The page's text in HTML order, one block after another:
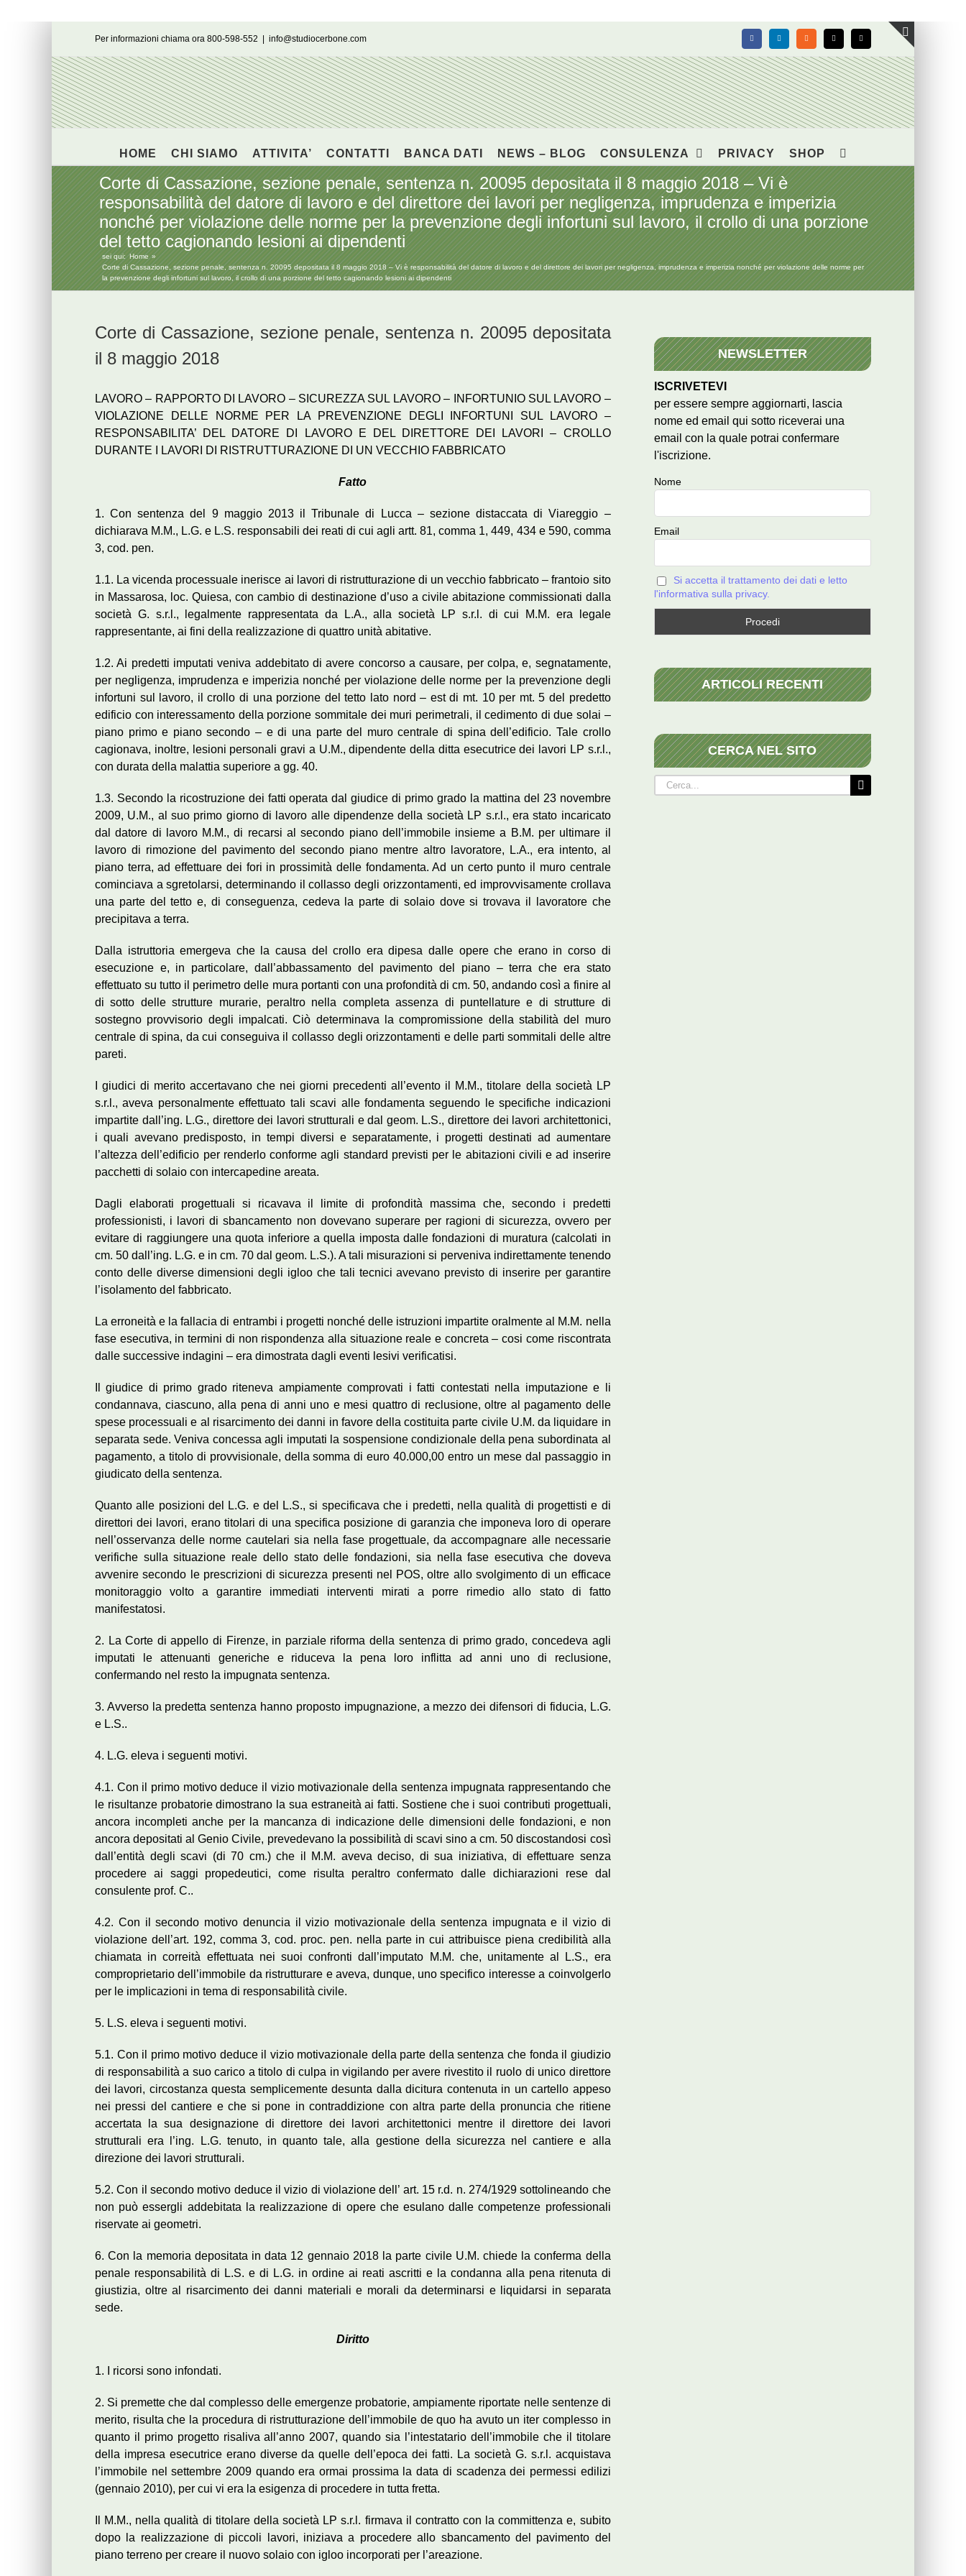
Per informazioni chiama ora 800-598-552 info@studiocerbone.com FacebookLinkedIn Rss X Email
HOME CHI SIAMO ATTIVITA’ CONTATTI BANCA DATI NEWS – BLOG CONSULENZA PRIVACY SHOP
Corte di Cassazione, sezione penale, sentenza n. 20095 depositata il 8 maggio 2018 – Vi è
responsabilità del datore di lavoro e del direttore dei lavori per negligenza, imprudenza e imperizia
nonché per violazione delle norme per la prevenzione degli infortuni sul lavoro, il crollo di una porzione
del tetto cagionando lesioni ai dipendenti
sei qui: Home
Corte di Cassazione, sezione penale, sentenza n. 20095 depositata il 8 maggio 2018 – Vi è responsabilità del datore di lavoro e del direttore dei lavori per negligenza, imprudenza e imperizia nonché per violazione delle norme per
la prevenzione degli infortuni sul lavoro, il crollo di una porzione del tetto cagionando lesioni ai dipendenti
Corte di Cassazione, sezione penale, sentenza n. 20095 depositata
il 8 maggio 2018
LAVORO – RAPPORTO DI LAVORO – SICUREZZA SUL LAVORO – INFORTUNIO SUL LAVORO –
VIOLAZIONE DELLE NORME PER LA PREVENZIONE DEGLI INFORTUNI SUL LAVORO –
RESPONSABILITA’ DEL DATORE DI LAVORO E DEL DIRETTORE DEI LAVORI – CROLLO
DURANTE I LAVORI DI RISTRUTTURAZIONE DI UN VECCHIO FABBRICATO
Fatto
1. Con sentenza del 9 maggio 2013 il Tribunale di Lucca – sezione distaccata di Viareggio –
dichiarava M.M., L.G. e L.S. responsabili dei reati di cui agli artt. 81, comma 1, 449, 434 e 590, comma
3, cod. pen.
1.1. La vicenda processuale inerisce ai lavori di ristrutturazione di un vecchio fabbricato – frantoio sito
in Massarosa, loc. Quiesa, con cambio di destinazione d’uso a civile abitazione commissionati dalla
società G. s.r.l., legalmente rappresentata da L.A., alla società LP s.r.l. di cui M.M. era legale
rappresentante, ai fini della realizzazione di quattro unità abitative.
1.2. Ai predetti imputati veniva addebitato di avere concorso a causare, per colpa, e, segnatamente,
per negligenza, imprudenza e imperizia nonché per violazione delle norme per la prevenzione degli
infortuni sul lavoro, il crollo di una porzione del tetto lato nord – est di mt. 10 per mt. 5 del predetto
edificio con interessamento della porzione sommitale dei muri perimetrali, il cedimento di due solai –
piano primo e piano secondo – e di una parte del muro centrale di spina dell’edificio. Tale crollo
cagionava, inoltre, lesioni personali gravi a U.M., dipendente della ditta esecutrice dei lavori LP s.r.l.,
con durata della malattia superiore a gg. 40.
1.3. Secondo la ricostruzione dei fatti operata dal giudice di primo grado la mattina del 23 novembre
2009, U.M., al suo primo giorno di lavoro alle dipendenze della società LP s.r.l., era stato incaricato
dal datore di lavoro M.M., di recarsi al secondo piano dell’immobile insieme a B.M. per ultimare il
lavoro di rimozione del pavimento del secondo piano mentre altro lavoratore, L.A., era intento, al
piano terra, ad effettuare dei fori in prossimità delle fondamenta. Ad un certo punto il muro centrale
cominciava a sgretolarsi, determinando il collasso degli orizzontamenti, ed improvvisamente crollava
una parte del tetto e, di conseguenza, cedeva la parte di solaio dove si trovava il lavoratore che
precipitava a terra.
Dalla istruttoria emergeva che la causa del crollo era dipesa dalle opere che erano in corso di
esecuzione e, in particolare, dall’abbassamento del pavimento del piano – terra che era stato
effettuato su tutto il perimetro delle mura portanti con una profondità di cm. 50, andando così a finire al
di sotto delle strutture murarie, peraltro nella completa assenza di puntellature e di strutture di
sostegno provvisorio degli impalcati. Ciò determinava la compromissione della stabilità del muro
centrale di spina, da cui conseguiva il collasso degli orizzontamenti e delle parti sommitali delle altre
pareti.
I giudici di merito accertavano che nei giorni precedenti all’evento il M.M., titolare della società LP
s.r.l., aveva personalmente effettuato tali scavi alle fondamenta seguendo le specifiche indicazioni
impartite dall’ing. L.G., direttore dei lavori strutturali e dal geom. L.S., direttore dei lavori architettonici,
i quali avevano predisposto, in tempi diversi e separatamente, i progetti destinati ad aumentare
l’altezza dell’edificio per renderlo conforme agli standard previsti per le abitazioni civili e ad inserire
pacchetti di solaio con intercapedine areata.
Dagli elaborati progettuali si ricavava il limite di profondità massima che, secondo i predetti
professionisti, i lavori di sbancamento non dovevano superare per ragioni di sicurezza, ovvero per
evitare di raggiungere una quota inferiore a quella imposta dalle fondazioni di muratura (calcolati in
cm. 50 dall’ing. L.G. e in cm. 70 dal geom. L.S.). A tali misurazioni si perveniva indirettamente tenendo
conto delle diverse dimensioni degli igloo che tali tecnici avevano previsto di inserire per garantire
l’isolamento del fabbricato.
La erroneità e la fallacia di entrambi i progetti nonché delle istruzioni impartite oralmente al M.M. nella
fase esecutiva, in termini di non rispondenza alla situazione reale e concreta – cosi come riscontrata
dalle successive indagini – era dimostrata dagli eventi lesivi verificatisi.
Il giudice di primo grado riteneva ampiamente comprovati i fatti contestati nella imputazione e li
condannava, ciascuno, alla pena di anni uno e mesi quattro di reclusione, oltre al pagamento delle
spese processuali e al risarcimento dei danni in favore della costituita parte civile U.M. da liquidare in
separata sede. Veniva concessa agli imputati la sospensione condizionale della pena subordinata al
pagamento, a titolo di provvisionale, della somma di euro 40.000,00 entro un mese dal passaggio in
giudicato della sentenza.
Quanto alle posizioni del L.G. e del L.S., si specificava che i predetti, nella qualità di progettisti e di
direttori dei lavori, erano titolari di una specifica posizione di garanzia che imponeva loro di operare
nell’osservanza delle norme cautelari sia nella fase progettuale, da accompagnare alle necessarie
verifiche sulla situazione reale dello stato delle fondazioni, sia nella fase esecutiva che doveva
avvenire secondo le prescrizioni di sicurezza presenti nel POS, oltre allo svolgimento di un efficace
monitoraggio volto a garantire immediati interventi mirati a porre rimedio allo stato di fatto
manifestatosi.
2. La Corte di appello di Firenze, in parziale riforma della sentenza di primo grado, concedeva agli
imputati le attenuanti generiche e riduceva la pena loro inflitta ad anni uno di reclusione,
confermando nel resto la impugnata sentenza.
3. Avverso la predetta sentenza hanno proposto impugnazione, a mezzo dei difensori di fiducia, L.G.
e L.S..
4. L.G. eleva i seguenti motivi.
4.1. Con il primo motivo deduce il vizio motivazionale della sentenza impugnata rappresentando che
le risultanze probatorie dimostrano la sua estraneità ai fatti. Sostiene che i suoi contributi progettuali,
ancora incompleti anche per la mancanza di indicazione delle dimensioni delle fondazioni, e non
ancora depositati al Genio Civile, prevedevano la possibilità di scavi sino a cm. 50 discostandosi così
dall’entità degli scavi (di 70 cm.) che il M.M. aveva deciso, di sua iniziativa, di effettuare senza
procedere ai saggi propedeutici, come risulta peraltro confermato dalle dichiarazioni rese dal
consulente prof. C..
4.2. Con il secondo motivo denuncia il vizio motivazionale della sentenza impugnata e il vizio di
violazione dell’art. 192, comma 3, cod. proc. pen. nella parte in cui attribuisce piena credibilità alla
chiamata in correità effettuata nei suoi confronti dall’imputato M.M. che, unitamente al L.S., era
comproprietario dell’immobile da ristrutturare e aveva, dunque, uno specifico interesse a coinvolgerlo
per le implicazioni in tema di responsabilità civile.
5. L.S. eleva i seguenti motivi.
5.1. Con il primo motivo deduce il vizio motivazionale della parte della sentenza che fonda il giudizio
di responsabilità a suo carico a titolo di culpa in vigilando per avere rivestito il ruolo di unico direttore
dei lavori, circostanza questa semplicemente desunta dalla dicitura contenuta in un cartello appeso
nei pressi del cantiere e che si pone in contraddizione con altra parte della pronuncia che ritiene
accertata la sua designazione di direttore dei lavori architettonici mentre il direttore dei lavori
strutturali era l’ing. L.G. tenuto, in quanto tale, alla gestione della sicurezza nel cantiere e alla
direzione dei lavori strutturali.
5.2. Con il secondo motivo deduce il vizio di violazione dell’ art. 15 r.d. n. 274/1929 sottolineando che
non può essergli addebitata la realizzazione di opere che esulano dalle competenze professionali
riservate ai geometri.
6. Con la memoria depositata in data 12 gennaio 2018 la parte civile U.M. chiede la conferma della
penale responsabilità di L.S. e di L.G. in ordine ai reati ascritti e la condanna alla pena ritenuta di
giustizia, oltre al risarcimento dei danni materiali e morali da determinarsi e liquidarsi in separata
sede.
Diritto
1. I ricorsi sono infondati.
2. Si premette che dal complesso delle emergenze probatorie, ampiamente riportate nelle sentenze di
merito, risulta che la procedura di ristrutturazione dell’immobile de quo ha avuto un iter complesso in
quanto il primo progetto risaliva all’anno 2007, quando sia l’intestatario dell’immobile che il titolare
della impresa esecutrice erano diverse da quelle dell’epoca dei fatti. La società G. s.r.l. acquistava
l’immobile nel settembre 2009 quando era ormai prossima la data di scadenza dei permessi edilizi
(gennaio 2010), per cui vi era la esigenza di procedere in tutta fretta.
Il M.M., nella qualità di titolare della società LP s.r.l. firmava il contratto con la committenza e, subito
dopo la realizzazione di piccoli lavori, iniziava a procedere allo sbancamento del pavimento del
piano terreno per creare il nuovo solaio con igloo incorporati per l’areazione.
NEWSLETTER
ISCRIVETEVI
per essere sempre aggiornarti, lascia
nome ed email qui sotto riceverai una
email con la quale potrai confermare
l'iscrizione.
Nome
Email
Si accetta il trattamento dei dati e letto
l'informativa sulla privacy.
ARTICOLI RECENTI
CERCA NEL SITO
Cerca
per:
Toggle
area
barra
scorrevole